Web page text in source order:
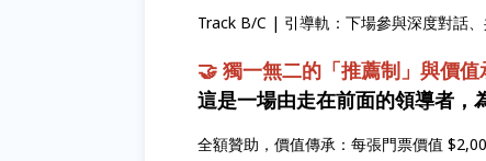
Track B/C | 引導軌：下場參與深度對話
🤝 獨一無二的「推薦制」與價值
這是一場由走在前面的領導者，
全額贊助，價值傳承：每張門票價值